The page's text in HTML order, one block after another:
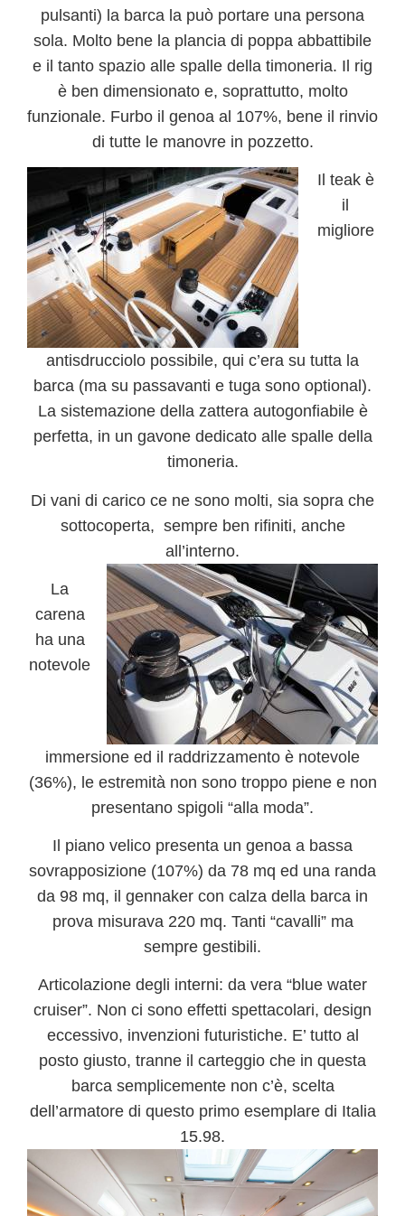
pulsanti) la barca la può portare una persona
sola. Molto bene la plancia di poppa abbattibile
e il tanto spazio alle spalle della timoneria. Il rig
è ben dimensionato e, soprattutto, molto
funzionale. Furbo il genoa al 107%, bene il rinvio
di tutte le manovre in pozzetto.
Il teak è
il
migliore
antisdrucciolo possibile, qui c’era su tutta la
barca (ma su passavanti e tuga sono optional).
La sistemazione della zattera autogonfiabile è
perfetta, in un gavone dedicato alle spalle della
timoneria.
Di vani di carico ce ne sono molti, sia sopra che
sottocoperta, sempre ben rifiniti, anche
all’interno.
La
carena
ha una
notevole
immersione ed il raddrizzamento è notevole
(36%), le estremità non sono troppo piene e non
presentano spigoli “alla moda”.
Il piano velico presenta un genoa a bassa
sovrapposizione (107%) da 78 mq ed una randa
da 98 mq, il gennaker con calza della barca in
prova misurava 220 mq. Tanti “cavalli” ma
sempre gestibili.
Articolazione degli interni: da vera “blue water
cruiser”. Non ci sono effetti spettacolari, design
eccessivo, invenzioni futuristiche. E’ tutto al
posto giusto, tranne il carteggio che in questa
barca semplicemente non c’è, scelta
dell’armatore di questo primo esemplare di Italia
15.98.